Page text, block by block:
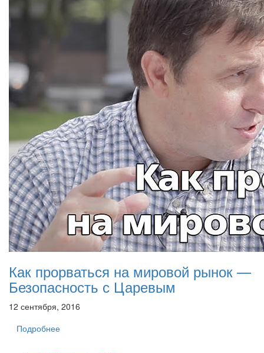
Как прорваться на мировой рынок —
Безопасность с Царевым
12 сентября, 2016
Подробнее